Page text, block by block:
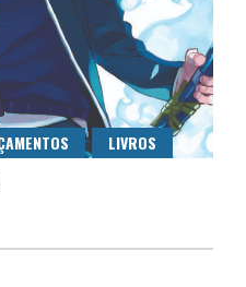
LIVROS